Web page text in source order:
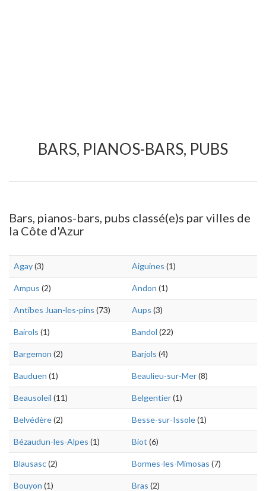
BARS, PIANOS-BARS, PUBS
Bars, pianos-bars, pubs classé(e)s par villes de
la Côte d'Azur
Agay(3) Aiguines (1)
Ampus (2) Andon (1)
Antibes Juan-les-pins (73) Aups (3)
Bairols (1) Bandol (22)
Bargemon (2) Barjols (4)
Bauduen (1) Beaulieu-sur-Mer(8)
Beausoleil (11) Belgentier(1)
Belvédère(2) Besse-sur-Issole(1)
Bézaudun-les-Alpes (1) Biot (6)
Blausasc(2) Bormes-les-Mimosas (7)
Bouyon (1) Bras (2)